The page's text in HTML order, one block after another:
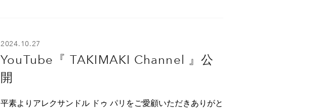
2024.10.27
YouTube『 TAKIMAKI Channel 』公
開
平素よりアレクサンドル ドゥ パリをご愛顧いただきありがと